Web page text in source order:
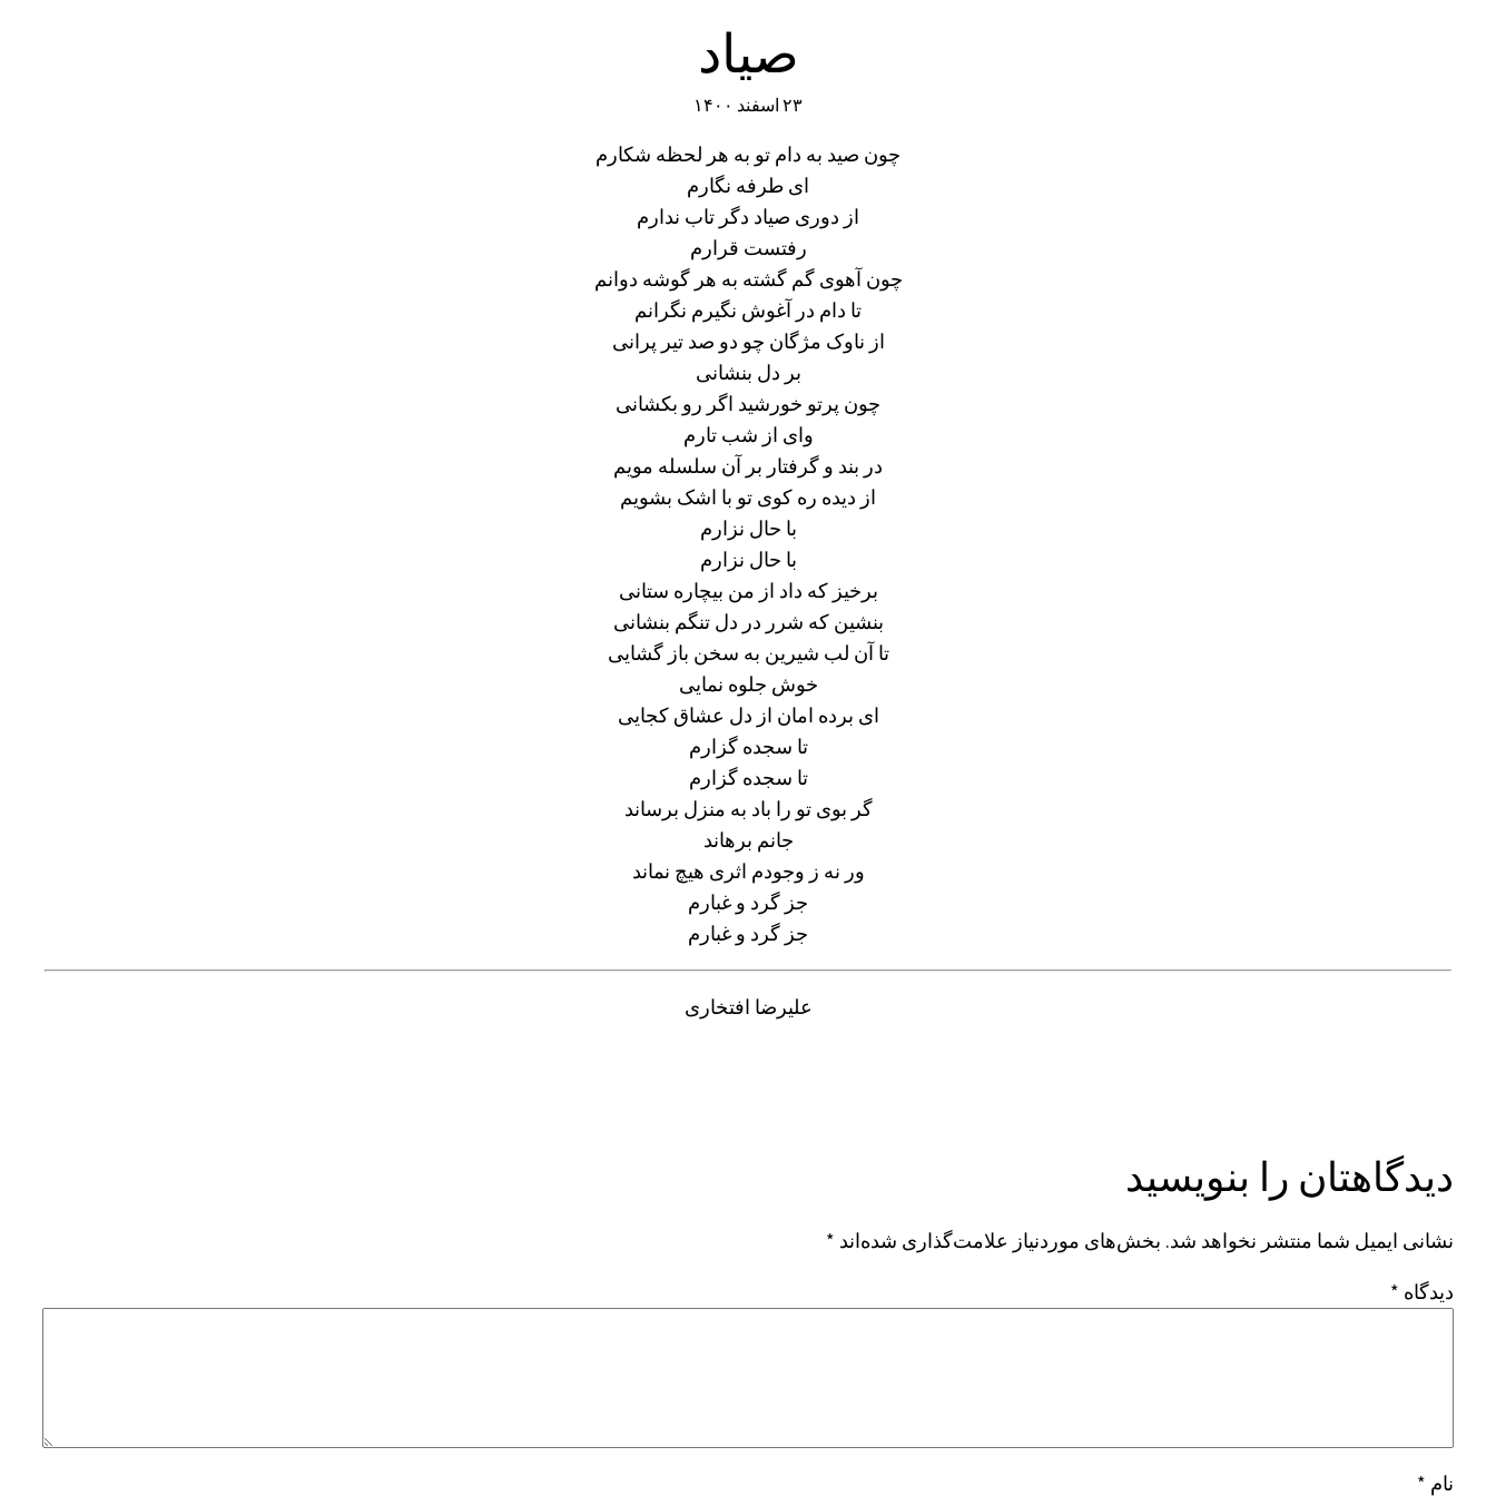
صیاد
۲۳ اسفند ۱۴۰۰
چون صید به دام تو به هر لحظه شکارم
ای طرفه نگارم
از دوری صیاد دگر تاب ندارم
رفتست قرارم
چون آهوی گم گشته به هر گوشه دوانم
تا دام در آغوش نگیرم نگرانم
از ناوک مژگان چو دو صد تیر پرانی
بر دل بنشانی
چون پرتو خورشید اگر رو بکشانی
وای از شب تارم
در بند و گرفتار بر آن سلسله مویم
از دیده ره کوی تو با اشک بشویم
با حال نزارم
با حال نزارم
برخیز که داد از من بیچاره ستانی
بنشین که شرر در دل تنگم بنشانی
تا آن لب شیرین به سخن باز گشایی
خوش جلوه نمایی
ای برده امان از دل عشاق کجایی
تا سجده گزارم
تا سجده گزارم
گر بوی تو را باد به منزل برساند
جانم برهاند
ور نه ز وجودم اثری هیچ نماند
جز گرد و غبارم
جز گرد و غبارم
علیرضا افتخاری
دیدگاهتان را بنویسید
نشانی ایمیل شما منتشر نخواهد شد. بخش‌های موردنیاز علامت‌گذاری شده‌اند *
دیدگاه *
نام *